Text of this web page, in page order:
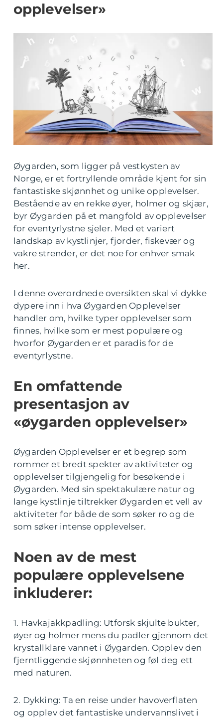
opplevelser»
Øygarden, som ligger på vestkysten av
Norge, er et fortryllende område kjent for sin
fantastiske skjønnhet og unike opplevelser.
Bestående av en rekke øyer, holmer og skjær,
byr Øygarden på et mangfold av opplevelser
for eventyrlystne sjeler. Med et variert
landskap av kystlinjer, fjorder, fiskevær og
vakre strender, er det noe for enhver smak
her.
I denne overordnede oversikten skal vi dykke
dypere inn i hva Øygarden Opplevelser
handler om, hvilke typer opplevelser som
finnes, hvilke som er mest populære og
hvorfor Øygarden er et paradis for de
eventyrlystne.
En omfattende
presentasjon av
«øygarden opplevelser»
Øygarden Opplevelser er et begrep som
rommer et bredt spekter av aktiviteter og
opplevelser tilgjengelig for besøkende i
Øygarden. Med sin spektakulære natur og
lange kystlinje tiltrekker Øygarden et vell av
aktiviteter for både de som søker ro og de
som søker intense opplevelser.
Noen av de mest
populære opplevelsene
inkluderer:
1. Havkajakkpadling: Utforsk skjulte bukter,
øyer og holmer mens du padler gjennom det
krystallklare vannet i Øygarden. Opplev den
fjerntliggende skjønnheten og føl deg ett
med naturen.
2. Dykking: Ta en reise under havoverflaten
og opplev det fantastiske undervannslivet i